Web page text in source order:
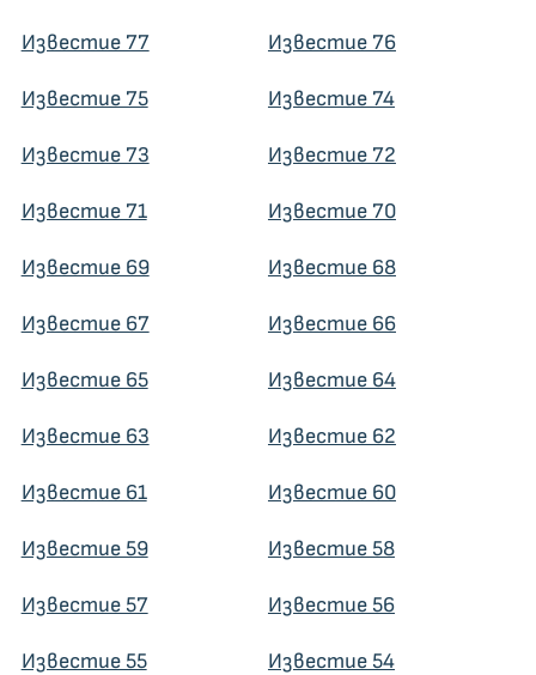
Известие 77 Известие 76
Известие 75 Известие 74
Известие 73 Известие 72
Известие 71 Известие 70
Известие 69 Известие 68
Известие 67 Известие 66
Известие 65 Известие 64
Известие 63 Известие 62
Известие 61 Известие 60
Известие 59 Известие 58
Известие 57 Известие 56
Известие 55 Известие 54